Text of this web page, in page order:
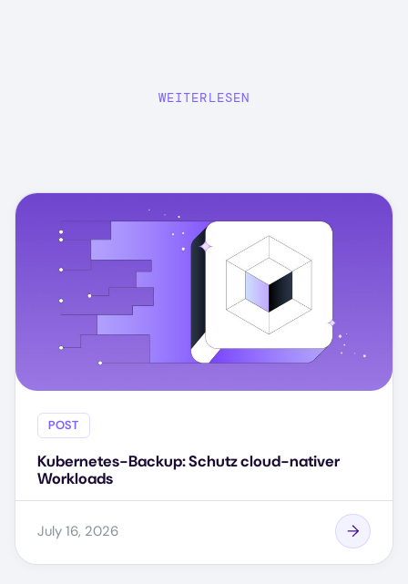
WEITERLESEN
POST
Kubernetes-Backup: Schutz cloud-nativer
Workloads
July 16, 2026